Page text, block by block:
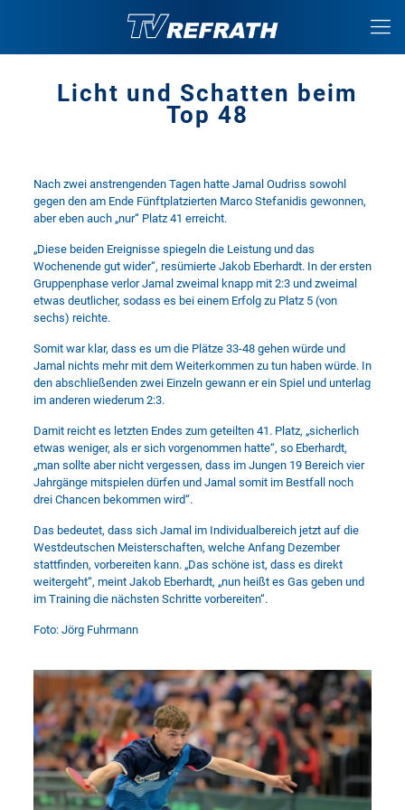
Licht und Schatten beim
Top 48
Nach zwei anstrengenden Tagen hatte Jamal Oudriss sowohl
gegen den am Ende Fünftplatzierten Marco Stefanidis gewonnen,
aber eben auch „nur“ Platz 41 erreicht.
„Diese beiden Ereignisse spiegeln die Leistung und das
Wochenende gut wider“, resümierte Jakob Eberhardt. In der ersten
Gruppenphase verlor Jamal zweimal knapp mit 2:3 und zweimal
etwas deutlicher, sodass es bei einem Erfolg zu Platz 5 (von
sechs) reichte.
Somit war klar, dass es um die Plätze 33-48 gehen würde und
Jamal nichts mehr mit dem Weiterkommen zu tun haben würde. In
den abschließenden zwei Einzeln gewann er ein Spiel und unterlag
im anderen wiederum 2:3.
Damit reicht es letzten Endes zum geteilten 41. Platz, „sicherlich
etwas weniger, als er sich vorgenommen hatte“, so Eberhardt,
„man sollte aber nicht vergessen, dass im Jungen 19 Bereich vier
Jahrgänge mitspielen dürfen und Jamal somit im Bestfall noch
drei Chancen bekommen wird“.
Das bedeutet, dass sich Jamal im Individualbereich jetzt auf die
Westdeutschen Meisterschaften, welche Anfang Dezember
stattfinden, vorbereiten kann. „Das schöne ist, dass es direkt
weitergeht“, meint Jakob Eberhardt, „nun heißt es Gas geben und
im Training die nächsten Schritte vorbereiten“.
Foto: Jörg Fuhrmann